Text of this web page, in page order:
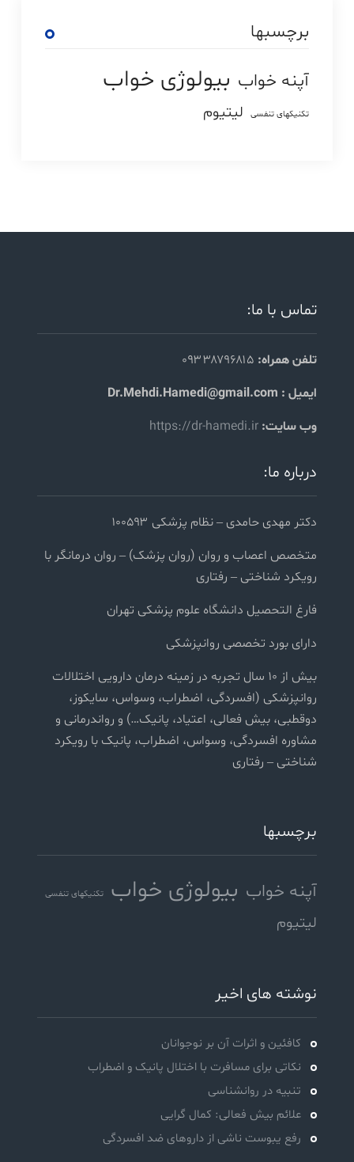
برچسبها
آپنه خواب بیولوژی خواب
تکنیکهای تنفسی لیتیوم
تماس با ما:
تلفن همراه: ۰۹۳۳۸۷۹۶۸۱۵
ایمیل : Dr.Mehdi.Hamedi@gmail.com
وب سایت: https://dr-hamedi.ir
درباره ما:
دکتر مهدی حامدی – نظام پزشکی ۱۰۰۵۹۳
متخصص اعصاب و روان (روان پزشک) – روان درمانگر با
رویکرد شناختی – رفتاری
فارغ التحصیل دانشگاه علوم پزشکی تهران
دارای بورد تخصصی روانپزشکی
بیش از ۱۰ سال تجربه در زمینه درمان دارویی اختلالات
روانپزشکی (افسردگی، اضطراب، وسواس، سایکوز،
دوقطبی، بیش فعالی، اعتیاد، پانیک…) و رواندرمانی و
مشاوره افسردگی، وسواس، اضطراب، پانیک با رویکرد
شناختی – رفتاری
برچسبها
آپنه خواب بیولوژی خواب تکنیکهای تنفسی
لیتیوم
نوشته های اخیر
کافئین و اثرات آن بر نوجوانان
نکاتی برای مسافرت با اختلال پانیک و اضطراب
تنبیه در روانشناسی
علائم بیش فعالی: کمال گرایی
رفع یبوست ناشی از داروهای ضد افسردگی